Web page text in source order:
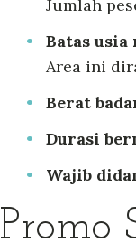
Jumlah
Batas usia
Area ini
Berat
Durasi
Wajib
Promo